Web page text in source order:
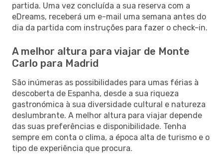
partida. Uma vez concluída a sua reserva com a
eDreams, receberá um e-mail uma semana antes do
dia da partida com instruções para fazer o check-in.
A melhor altura para viajar de Monte
Carlo para Madrid
São inúmeras as possibilidades para umas férias à
descoberta de Espanha, desde a sua riqueza
gastronómica à sua diversidade cultural e natureza
deslumbrante. A melhor altura para viajar depende
das suas preferências e disponibilidade. Tenha
sempre em conta o clima, a época alta de turismo e o
tipo de experiência que procura.